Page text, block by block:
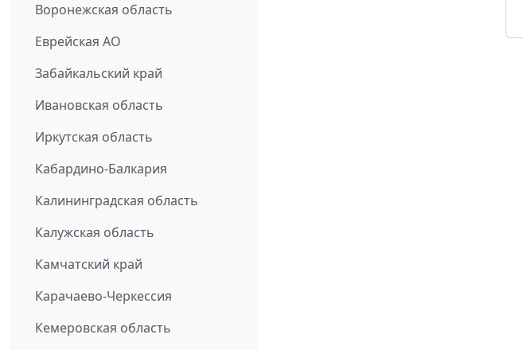
Воронежская область
Еврейская АО
Забайкальский край
Ивановская область
Иркутская область
Кабардино-Балкария
Калининградская область
Калужская область
Камчатский край
Карачаево-Черкессия
Кемеровская область